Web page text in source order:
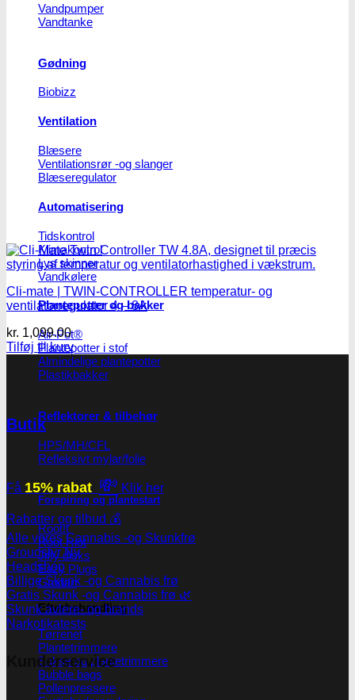
Vandpumper
Vandtanke
Gødning
Biobizz
Ventilation
Blæsere
Ventilationsrør -og slanger
Blæseregulator
Automatisering
Tidskontrol
Klimakontrol
Lys skinner
Vandkølere
Plantepotter og bakker
Air-Pot®
Plantepotter i stof
Almindelige plantepotter
Plastikbakker
Reflektorer & tilbehør
HPS/MH/CFL
Refleksivt mylar/folie
Forspiring og plantestart
Root!t
Root Riot
Jiffy disks
Eazy Plugs
Grodan
Efterbehandling
Tørrenet
Plantetrimmere
Sakse og plantetrimmere
Bubble bags
Pollenpressere
Cli-mate | TWIN-CONTROLLER temperatur- og
ventilatorregulator 4 – 8A
kr. 1,099.00
Tilføj til kurv
Butik
Få 15% rabat 💸 Klik her
Rabatter og tilbud 💰
Alle vores Cannabis -og Skunkfrø
Groudstyr
Headshop
Billige Skunk -og Cannabis frø
Gratis Skunk -og Cannabis frø 🌿
Skunk avlere- og brands
Narkotikatests
Kunderservice